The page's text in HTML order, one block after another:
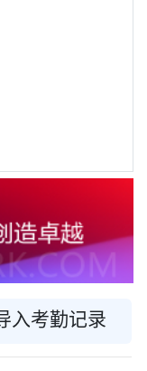
入考勤记录